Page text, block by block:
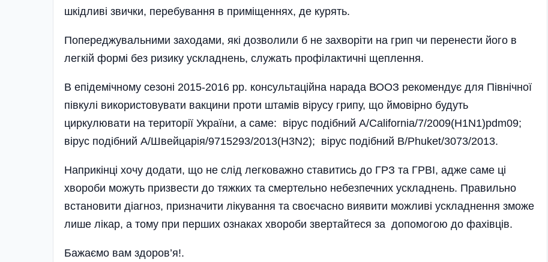
шкідливі звички, перебування в приміщеннях, де курять.
Попереджувальними заходами, які дозволили б не захворіти на грип чи перенести його в
легкій формі без ризику ускладнень, служать профілактичні щеплення.
В епідемічному сезоні 2015-2016 рр. консультаційна нарада ВООЗ рекомендує для Північної
півкулі використовувати вакцини проти штамів вірусу грипу, що ймовірно будуть
циркулювати на території України, а саме: вірус подібний А/California/7/2009(H1N1)pdm09;
вірус подібний А/Швейцарія/9715293/2013(H3N2); вірус подібний В/Phuket/3073/2013.
Наприкінці хочу додати, що не слід легковажно ставитись до ГРЗ та ГРВІ, адже саме ці
хвороби можуть призвести до тяжких та смертельно небезпечних ускладнень. Правильно
встановити діагноз, призначити лікування та своєчасно виявити можливі ускладнення зможе
лише лікар, а тому при перших ознаках хвороби звертайтеся за допомогою до фахівців.
Бажаємо вам здоров’я!.